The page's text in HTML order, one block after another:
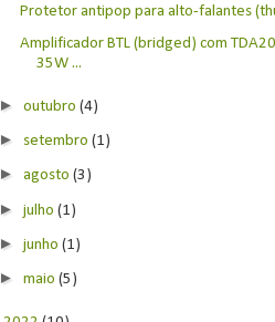
Protetor antipop para alto-falantes
Amplificador BTL (bridged) com
35W ...
►outubro(4)
► setembro(1)
►agosto(3)
►julho(1)
►junho(1)
►maio(5)